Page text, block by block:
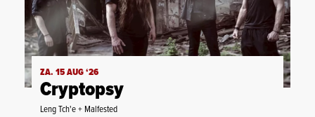
ZA. 15 AUG ‘26
Cryptopsy
Leng Tch'e + Malfested